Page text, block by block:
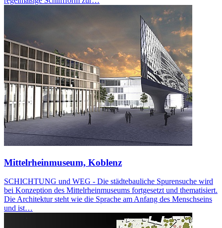
Mittelrheinmuseum, Koblenz
SCHICHTUNG und WEG - Die städtebauliche Spurensuche wird
bei Konzeption des Mittelrheinmuseums fortgesetzt und thematisiert.
Die Architektur steht wie die Sprache am Anfang des Menschseins
und ist…